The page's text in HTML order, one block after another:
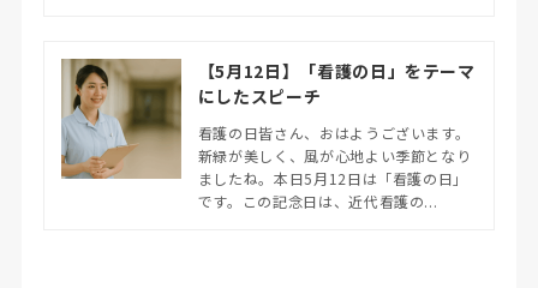
【5月12日】「看護の日」をテーマ
にしたスピーチ
看護の日皆さん、おはようございます。
新緑が美しく、風が心地よい季節となり
ましたね。本日5月12日は「看護の日」
です。この記念日は、近代看護の...